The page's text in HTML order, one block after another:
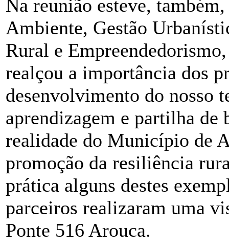
Na reunião esteve,
Ambiente, Gestão
Rural e
realçou a importância dos
desenvolvimento do nosso
aprendizagem e partilha de
realidade do Município de
promoção da resiliência
prática alguns destes
parceiros realizaram uma
Ponte 516 Arouca.